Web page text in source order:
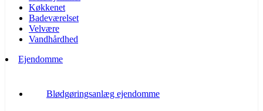
Køkkenet
Badeværelset
Velvære
Vandhårdhed
Ejendomme
Blødgøringsanlæg ejendomme